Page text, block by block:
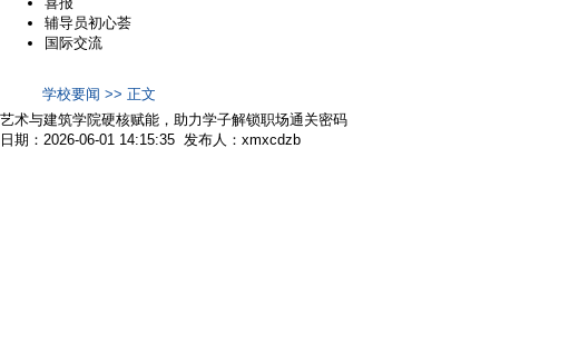
辅导员初心荟
国际交流
学校要闻 >> 正文
艺术与建筑学院硬核赋能，助力学子解锁职场通关密码
日期：2026-06-01 14:15:35 发布人：xmxcdzb